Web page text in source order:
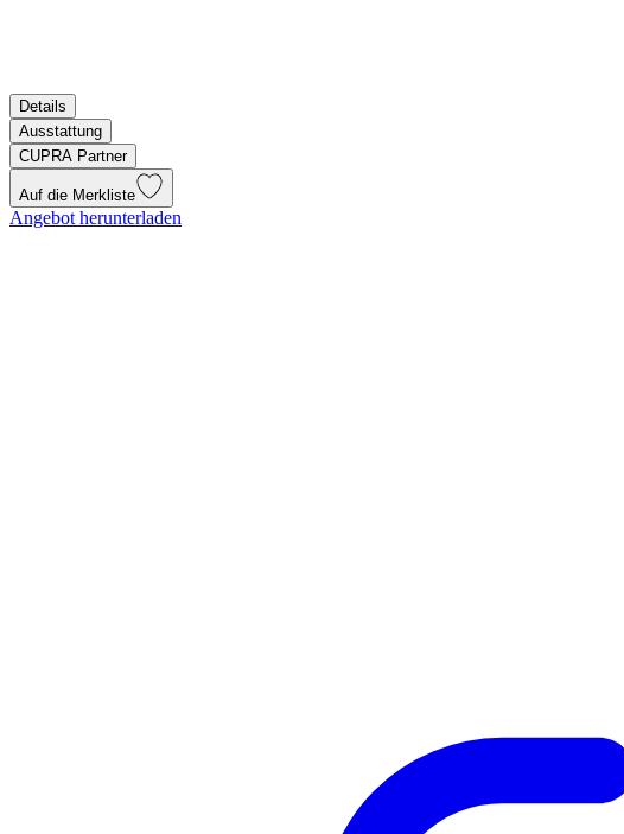
Details
Ausstattung
CUPRA Partner
Auf die Merkliste
Angebot herunterladen